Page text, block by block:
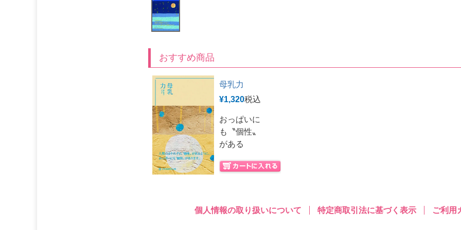
おすすめ商品
母乳力
¥1,320税込
おっぱいに
も〝個性〟
がある
個人情報の取り扱いについて 特定商取引法に基づく表示 ご利用